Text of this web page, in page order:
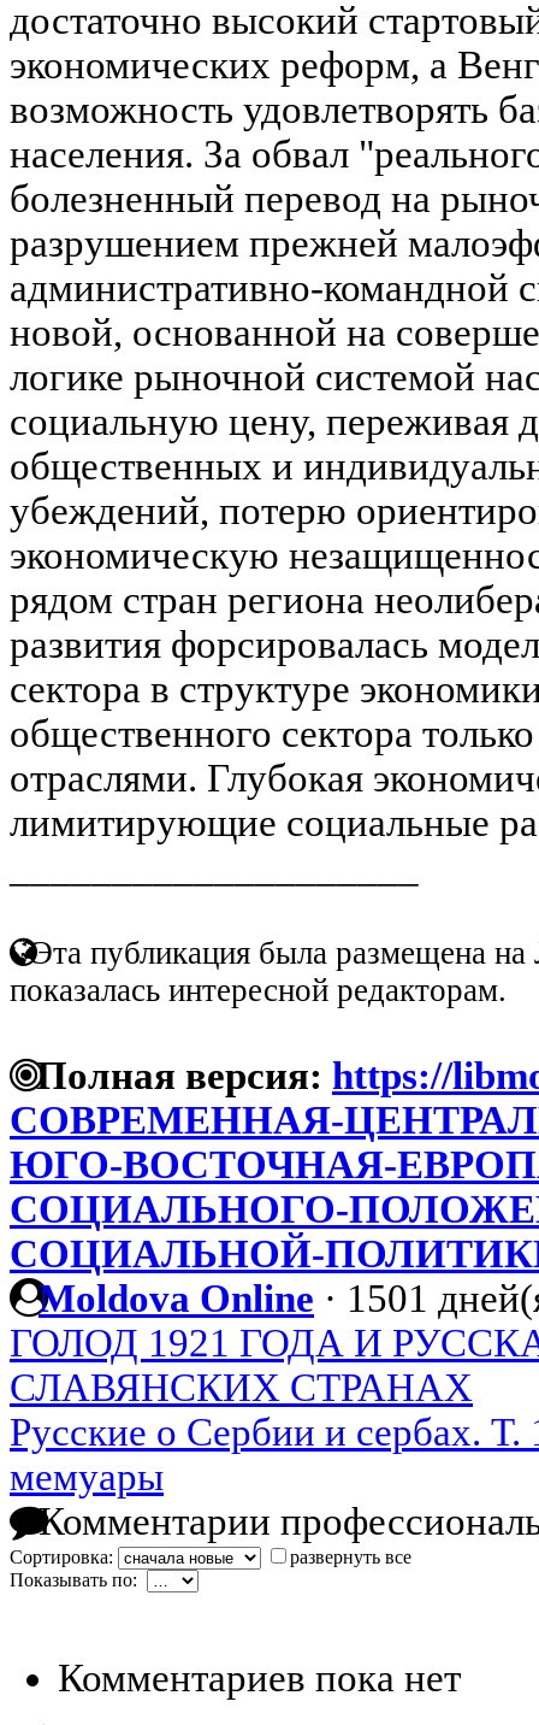
достаточно высокий
экономических реформ, а
возможность удовлетворять
населения. За обвал
болезненный перевод на
разрушением прежней
административно-командной
новой, основанной на
логике рыночной системой
социальную цену, переживая
общественных и
убеждений, потерю
экономическую
рядом стран региона
развития форсировалась
сектора в структуре
общественного сектора
отраслями. Глубокая
лимитирующие социальные
Эта публикация была размещена на
показалась интересной редакторам.
Полная версия: https://
СОВРЕМЕННАЯ-
ЮГО-ВОСТОЧНАЯ-
СОЦИАЛЬНОГО-
СОЦИАЛЬНОЙ-
Moldova Online · 1501
ГОЛОД 1921 ГОДА И
СЛАВЯНСКИХ СТРАНАХ
Русские о Сербии и сербах. Т.
мемуары
Комментарии
Сортировка:
развернуть все
Показывать по:
Комментариев пока нет